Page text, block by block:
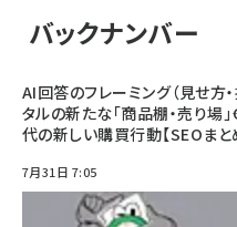
バックナンバー
AI回答のフレーミング（見せ方・
タルの新たな「商品棚・売り場
代の新しい購買行動【SEOまと
7月31日 7:05